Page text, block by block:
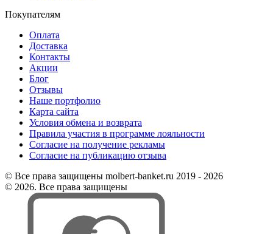
Покупателям
Оплата
Доставка
Контакты
Акции
Блог
Отзывы
Наше портфолио
Карта сайта
Условия обмена и возврата
Правила участия в программе лояльности
Согласие на получение рекламы
Согласие на публикацию отзыва
© Все права защищены molbert-banket.ru 2019 - 2026
© 2026. Все права защищены